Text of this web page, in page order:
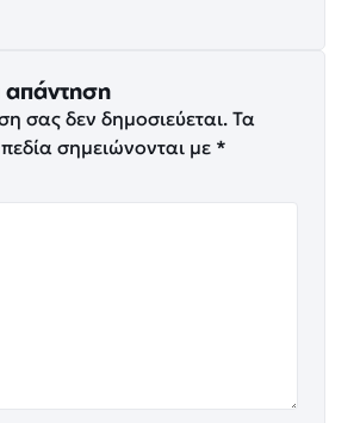
σας δεν δημοσιεύεται. Τα
σημειώνονται με *